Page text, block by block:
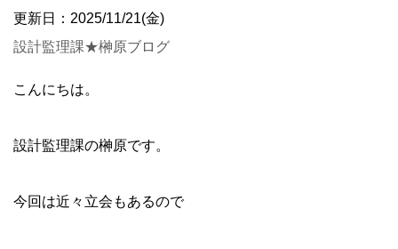
更新日：2025/11/21(金)
設計監理課★榊原ブログ
こんにちは。
設計監理課の榊原です。
今回は近々立会もあるので